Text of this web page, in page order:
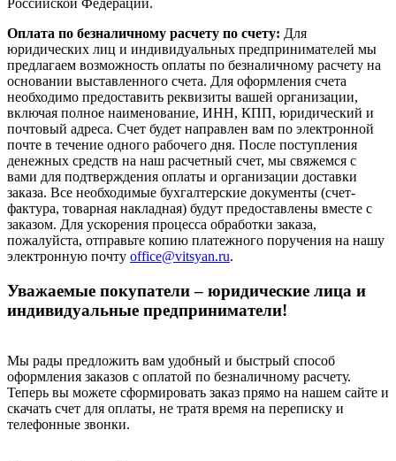
Российской Федерации.
Оплата по безналичному расчету по счету: Для
юридических лиц и индивидуальных предпринимателей мы
предлагаем возможность оплаты по безналичному расчету на
основании выставленного счета. Для оформления счета
необходимо предоставить реквизиты вашей организации,
включая полное наименование, ИНН, КПП, юридический и
почтовый адреса. Счет будет направлен вам по электронной
почте в течение одного рабочего дня. После поступления
денежных средств на наш расчетный счет, мы свяжемся с
вами для подтверждения оплаты и организации доставки
заказа. Все необходимые бухгалтерские документы (счет-
фактура, товарная накладная) будут предоставлены вместе с
заказом. Для ускорения процесса обработки заказа,
пожалуйста, отправьте копию платежного поручения на нашу
электронную почту office@vitsyan.ru.
Уважаемые покупатели – юридические лица и
индивидуальные предприниматели!
Мы рады предложить вам удобный и быстрый способ
оформления заказов с оплатой по безналичному расчету.
Теперь вы можете сформировать заказ прямо на нашем сайте и
скачать счет для оплаты, не тратя время на переписку и
телефонные звонки.